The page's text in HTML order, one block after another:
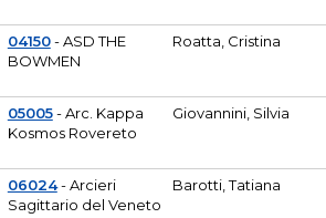
04150- ASD THE
BOWMEN
Roatta, Cristina
05005- Arc. Kappa
Kosmos Rovereto
Giovannini, Silvia
06024- Arcieri
Sagittario del Veneto
Barotti, Tatiana